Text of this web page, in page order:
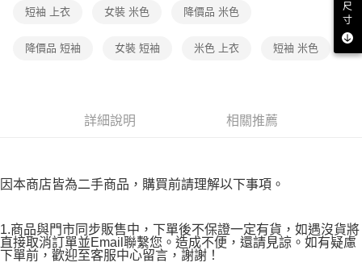
客戶支援中心」
https://netprotections.freshdesk.com/support/home
【注意事項】
１．透過由恩沛科技股份有限公司提供之「AFTEE先享後付」服務完成之交
https://aftee.tw/terms/#terms3
３．未成年的使用者請事先徵得法定代理人或監護人之同意方可使用
時審查核予不同之上限額度；若仍有額度不足之情形，本公司將視審查結果
恩沛科技股份有限公司將有權停止該用戶之使用額度並採取法律行動。
宅配
短袖 上衣 女裝 米色 降價品 米色
降價品 短袖 女裝 短袖 米色 上衣 短袖 米色
詳細說明 相關推薦
因本商店皆為二手商品，購買前請理解以下事項。
1.商品與門市同步販售中，下單後不保證一定有貨，如遇沒貨將
直接取消訂單並Email聯繫您。造成不便，還請見諒。如有疑慮
下單前，歡迎至客服中心留言，謝謝！
尺
寸